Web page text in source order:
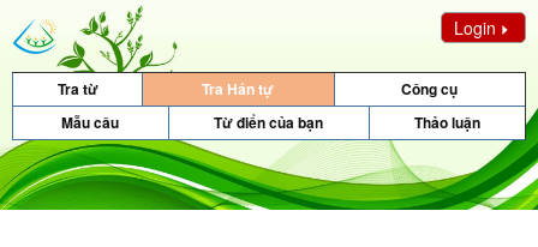
Login
Tra từ Tra Hán tự
Công cụ
Mẫu câu
Từ điển của bạn Thảo luận